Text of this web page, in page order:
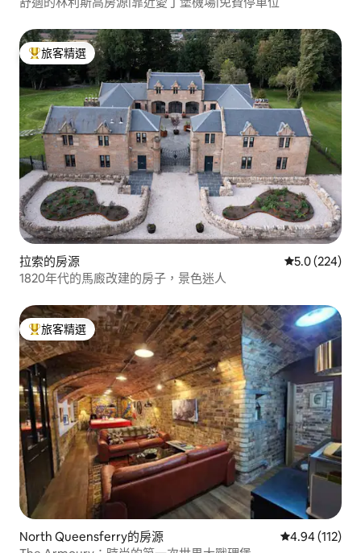
旅客精選榜首
旅客精選
拉索的房源 從 224 則評
5.0 (224)
1820年代的馬廄改建的房子，景色迷人
旅客精選榜首
旅客精選
North Queensferry的房源 從 112 則評價
4.94 (112)